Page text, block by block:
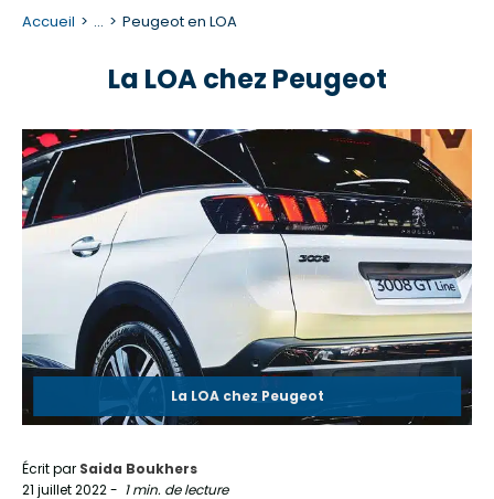
Accueil ... Peugeot en LOA
La LOA chez Peugeot
La LOA chez Peugeot
Écrit par Saida Boukhers
21 juillet 2022- 1 min. de lecture